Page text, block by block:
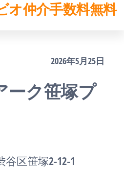
オ仲介手数料無料
2026年5月25日
ーク笹塚プ
区笹塚2-12-1